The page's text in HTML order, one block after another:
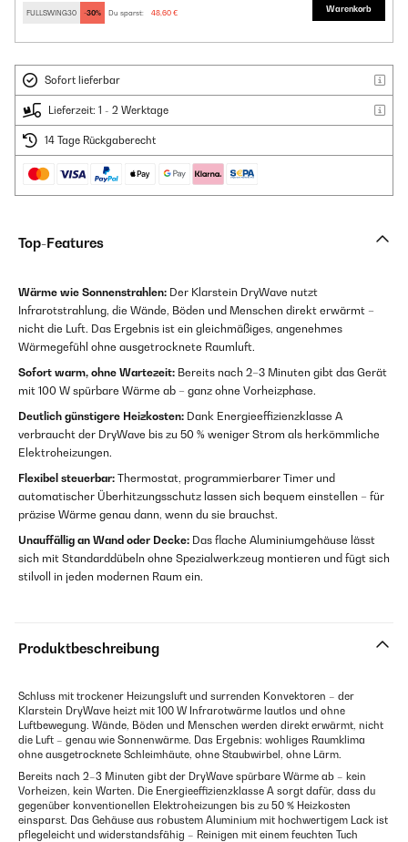
FULLSWING30 -30% Du sparst: 48,60 €
Warenkorb
Sofort lieferbar
Lieferzeit: 1 - 2 Werktage
14 Tage Rückgaberecht
Top-Features
Wärme wie Sonnenstrahlen: Der Klarstein DryWave nutzt
Infrarotstrahlung, die Wände, Böden und Menschen direkt erwärmt –
nicht die Luft. Das Ergebnis ist ein gleichmäßiges, angenehmes
Wärmegefühl ohne ausgetrocknete Raumluft.
Sofort warm, ohne Wartezeit: Bereits nach 2–3 Minuten gibt das Gerät
mit 100 W spürbare Wärme ab – ganz ohne Vorheizphase.
Deutlich günstigere Heizkosten: Dank Energieeffizienzklasse A
verbraucht der DryWave bis zu 50 % weniger Strom als herkömmliche
Elektroheizungen.
Flexibel steuerbar: Thermostat, programmierbarer Timer und
automatischer Überhitzungsschutz lassen sich bequem einstellen – für
präzise Wärme genau dann, wenn du sie brauchst.
Unauffällig an Wand oder Decke: Das flache Aluminiumgehäuse lässt
sich mit Standarddübeln ohne Spezialwerkzeug montieren und fügt sich
stilvoll in jeden modernen Raum ein.
Produktbeschreibung
Schluss mit trockener Heizungsluft und surrenden Konvektoren – der
Klarstein DryWave heizt mit 100 W Infrarotwärme lautlos und ohne
Luftbewegung. Wände, Böden und Menschen werden direkt erwärmt, nicht
die Luft – genau wie Sonnenwärme. Das Ergebnis: wohliges Raumklima
ohne ausgetrocknete Schleimhäute, ohne Staubwirbel, ohne Lärm.
Bereits nach 2–3 Minuten gibt der DryWave spürbare Wärme ab – kein
Vorheizen, kein Warten. Die Energieeffizienzklasse A sorgt dafür, dass du
gegenüber konventionellen Elektroheizungen bis zu 50 % Heizkosten
einsparst. Das Gehäuse aus robustem Aluminium mit hochwertigem Lack ist
pflegeleicht und widerstandsfähig – Reinigen mit einem feuchten Tuch